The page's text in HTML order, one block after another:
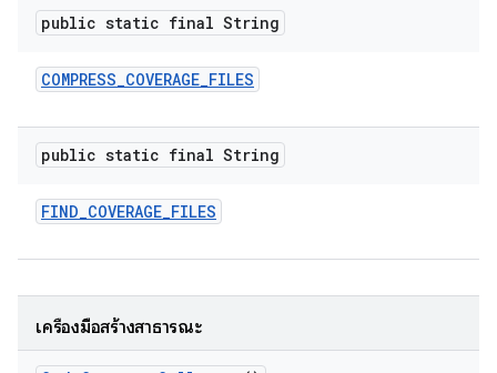
public static final String
COMPRESS_COVERAGE_FILES
public static final String
FIND_COVERAGE_FILES
เครื่องมือสร้างสาธารณะ